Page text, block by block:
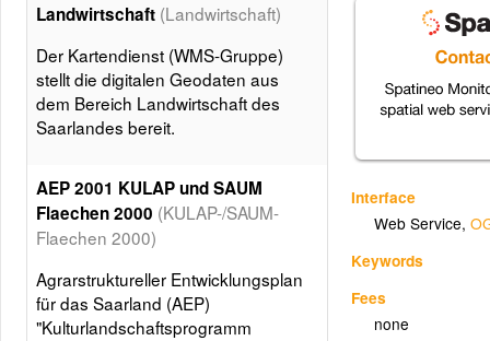
Interface
Web Service,
Keywords
Fees
none
Landwirtschaft (Landwirtschaft)
Der Kartendienst (WMS-Gruppe)
stellt die digitalen Geodaten aus
dem Bereich Landwirtschaft des
Saarlandes bereit.
AEP 2001 KULAP und SAUM
Flaechen 2000 (KULAP-/SAUM-
Flaechen 2000)
Agrarstruktureller Entwicklungsplan
für das Saarland (AEP)
"Kulturlandschaftsprogramm